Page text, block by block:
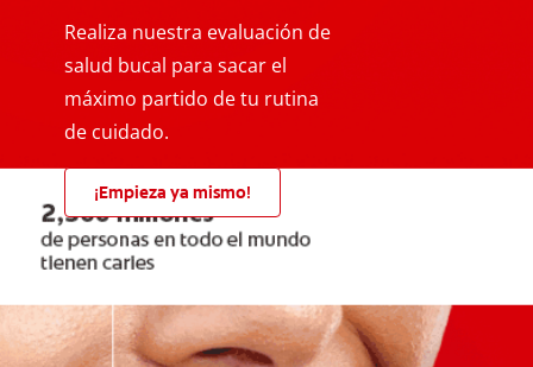
Realiza nuestra evaluación de
salud bucal para sacar el
máximo partido de tu rutina
de cuidado.
¡Empieza ya mismo!